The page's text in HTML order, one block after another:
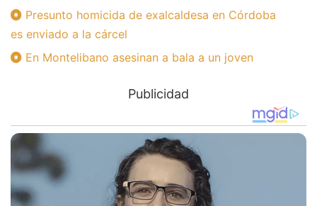
Presunto homicida de exalcaldesa en Córdoba
es enviado a la cárcel
En Montelibano asesinan a bala a un joven
Publicidad